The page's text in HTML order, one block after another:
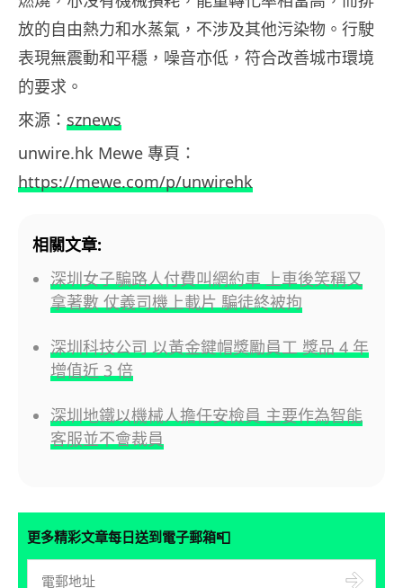
放的自由熱力和水蒸氣，不涉及其他污染物。行駛
表現無震動和平穩，噪音亦低，符合改善城市環境
的要求。
來源： sznews
unwire.hk Mewe 專頁：
https://mewe.com/p/unwirehk
相關文章:
深圳女子騙路人付費叫網約車 上車後笑稱又
拿著數 仗義司機上載片 騙徒終被拘
深圳科技公司 以黃金鍵帽獎勵員工 獎品 4 年
增值近 3 倍
深圳地鐵以機械人擔任安檢員 主要作為智能
客服並不會裁員
更多精彩文章每日送到電子郵箱📮